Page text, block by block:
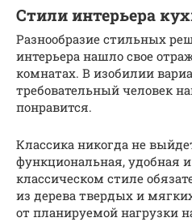
Стили интерьера
Разнообразие стильных
интерьера нашло свое
комнатах. В изобилии
требовательный человек
понравится.
Классика никогда не
функциональная, удобная
классическом стиле
из дерева твердых и
от планируемой нагрузки